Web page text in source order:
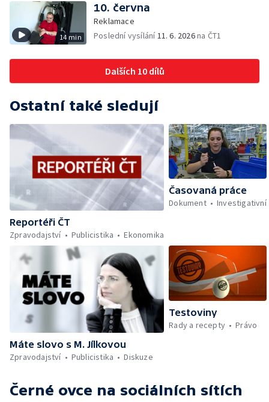
14 min
10. června
Reklamace
Poslední vysílání 11. 6. 2026na ČT1
Dalších 10 dílů
Ostatní také sledují
Reportéři ČT
Zpravodajství
Publicistika Ekonomika
Časovaná práce
Dokument
Investigativní
Máte slovo s M. Jílkovou
Zpravodajství
Publicistika Diskuze
Testoviny
Rady a recepty
Právo
Černé ovce na sociálních sítích